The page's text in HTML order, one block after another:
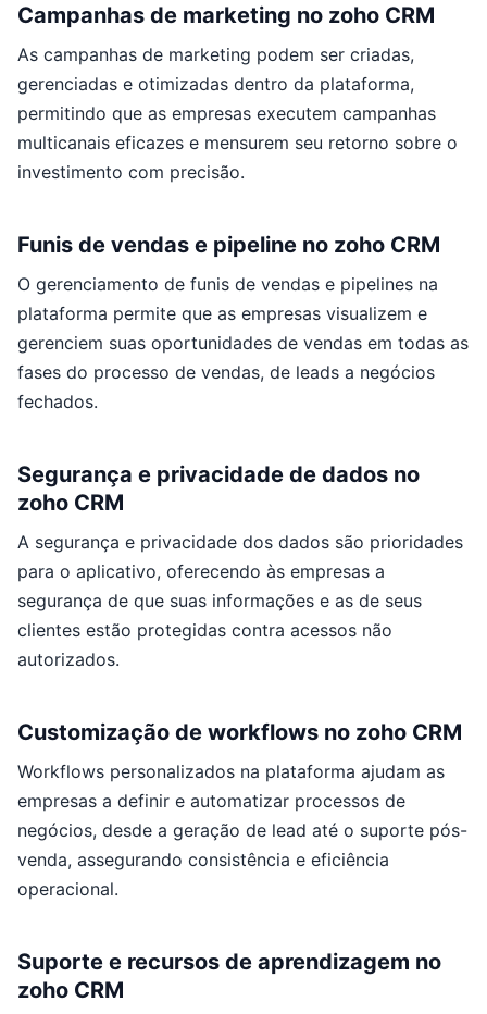
Campanhas de marketing no zoho CRM
As campanhas de marketing podem ser criadas,
gerenciadas e otimizadas dentro da plataforma,
permitindo que as empresas executem campanhas
multicanais eficazes e mensurem seu retorno sobre o
investimento com precisão.
Funis de vendas e pipeline no zoho CRM
O gerenciamento de funis de vendas e pipelines na
plataforma permite que as empresas visualizem e
gerenciem suas oportunidades de vendas em todas as
fases do processo de vendas, de leads a negócios
fechados.
Segurança e privacidade de dados no
zoho CRM
A segurança e privacidade dos dados são prioridades
para o aplicativo, oferecendo às empresas a
segurança de que suas informações e as de seus
clientes estão protegidas contra acessos não
autorizados.
Customização de workflows no zoho CRM
Workflows personalizados na plataforma ajudam as
empresas a definir e automatizar processos de
negócios, desde a geração de lead até o suporte pós-
venda, assegurando consistência e eficiência
operacional.
Suporte e recursos de aprendizagem no
zoho CRM